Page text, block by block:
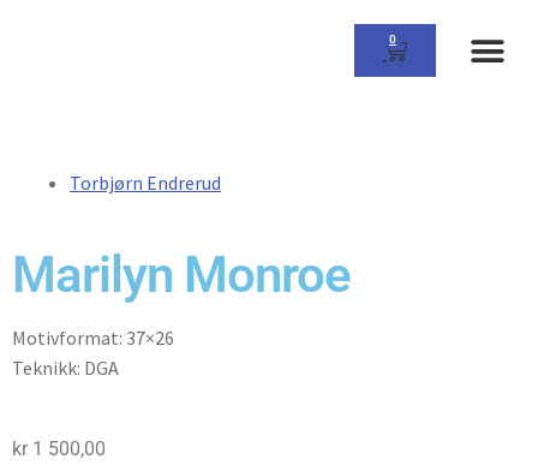
0
Torbjørn Endrerud
Marilyn Monroe
Motivformat: 37×26
Teknikk: DGA
kr 1 500,00